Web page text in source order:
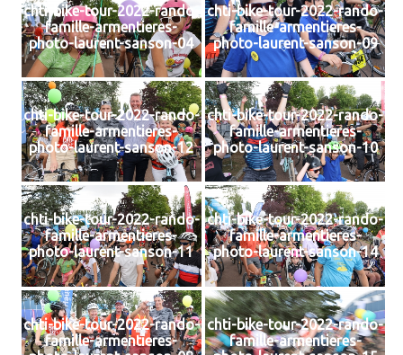
chti-bike-tour-2022-rando-
famille-armentieres-
photo-laurent-sanson-04
chti-bike-tour-2022-rando-
famille-armentieres-
photo-laurent-sanson-09
chti-bike-tour-2022-rando-
famille-armentieres-
photo-laurent-sanson-12
chti-bike-tour-2022-rando-
famille-armentieres-
photo-laurent-sanson-10
chti-bike-tour-2022-rando-
famille-armentieres-
photo-laurent-sanson-11
chti-bike-tour-2022-rando-
famille-armentieres-
photo-laurent-sanson-14
chti-bike-tour-2022-rando-
famille-armentieres-
chti-bike-tour-2022-rando-
famille-armentieres-